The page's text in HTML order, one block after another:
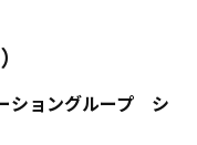
ショングループ シ